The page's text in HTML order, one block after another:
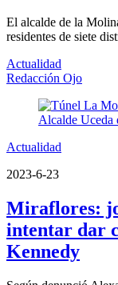
El alcalde de la
residentes de siete
Actualidad
Redacción Ojo
Actualidad
2023-6-23
Miraflores:
intentar dar
Kennedy